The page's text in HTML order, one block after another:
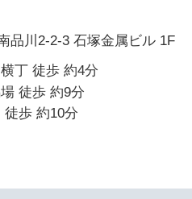
品川2-2-3 石塚金属ビル 1F
丁 徒歩 約4分
徒歩 約9分
歩 約10分